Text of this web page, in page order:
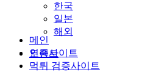
한국
일본
해외
토렌트
메인
인증사이트
먹튀 검증사이트